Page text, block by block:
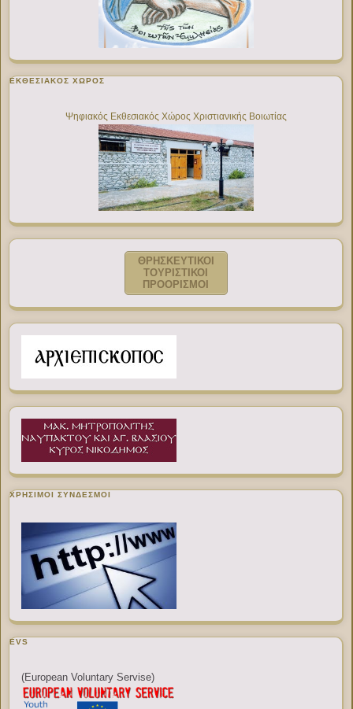
ΕΚΘΕΣΙΑΚΌΣ ΧΏΡΟΣ
Ψηφιακός Εκθεσιακός Χώρος Χριστιανικής Βοιωτίας
ΘΡΗΣΚΕΥΤΙΚΟΙ
ΤΟΥΡΙΣΤΙΚΟΙ
ΠΡΟΟΡΙΣΜΟΙ
ΧΡΉΣΙΜΟΙ ΣΎΝΔΕΣΜΟΙ
EVS
(European Voluntary Servise)